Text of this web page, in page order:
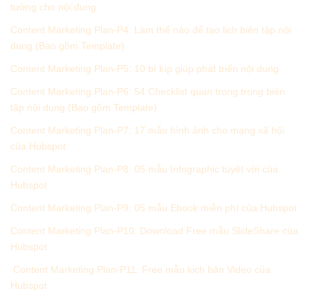
tưởng cho nội dung
Content Marketing Plan-P4: Làm thế nào để tạo lịch biên tập nội
dung (Bao gồm Template)
Content Marketing Plan-P5: 10 bí kíp giúp phát triển nội dung
Content Marketing Plan-P6: 54 Checklist quan trọng trong biên
tập nội dung (Bao gồm Template)
Content Marketing Plan-P7: 17 mẫu hình ảnh cho mạng xã hội
của Hubspot
Content Marketing Plan-P8: 05 mẫu Infographic tuyệt vời của
Hubspot
Content Marketing Plan-P9: 05 mẫu Ebook miễn phí của Hubspot
Content Marketing Plan-P10: Download Free mẫu SlideShare của
Hubspot
Content Marketing Plan-P11: Free mẫu kịch bản Video của
Hubspot